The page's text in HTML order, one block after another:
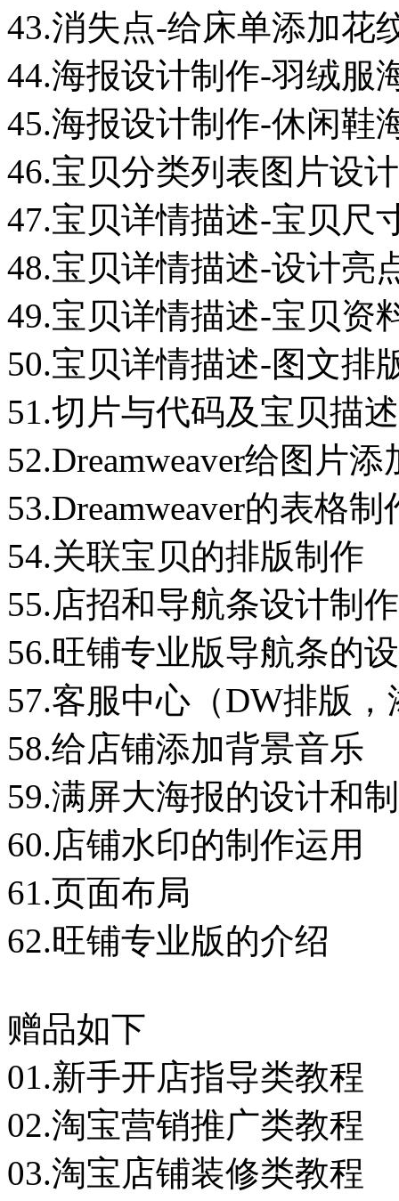
43.消失点-给床单添加花
44.海报设计制作-羽绒服
45.海报设计制作-休闲鞋
46.宝贝分类列表图片设
47.宝贝详情描述-宝贝尺
48.宝贝详情描述-设计亮
49.宝贝详情描述-宝贝资
50.宝贝详情描述-图文排
51.切片与代码及宝贝描
52.Dreamweaver给图片添
53.Dreamweaver的表格
54.关联宝贝的排版制作
55.店招和导航条设计制作
56.旺铺专业版导航条的
57.客服中心（DW排版
58.给店铺添加背景音乐
59.满屏大海报的设计和
60.店铺水印的制作运用
61.页面布局
62.旺铺专业版的介绍
赠品如下
01.新手开店指导类教程
02.淘宝营销推广类教程
03.淘宝店铺装修类教程